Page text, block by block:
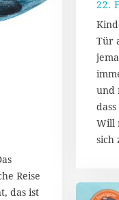
Reise
das ist
22.
Tür
und
Will
sich